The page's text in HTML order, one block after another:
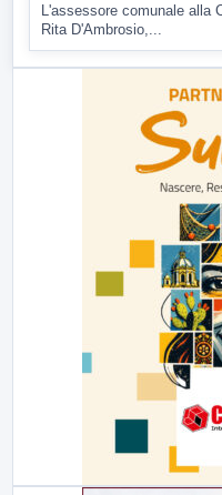
L'assessore comunale alla
Rita D'Ambrosio,...